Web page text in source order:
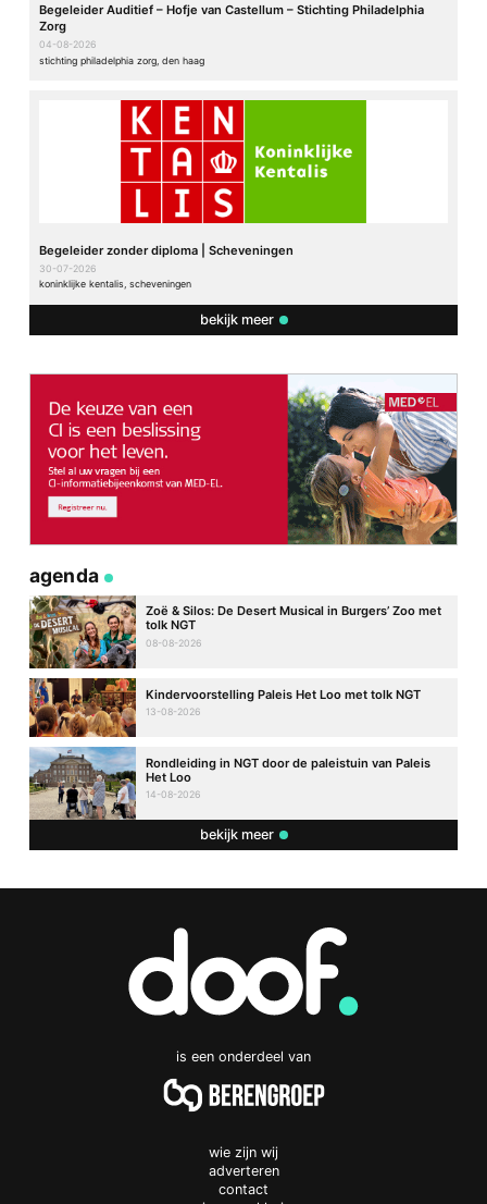
Begeleider Auditief – Hofje van Castellum – Stichting Philadelphia
Zorg
04-08-2026
stichting philadelphia zorg, den haag
Begeleider zonder diploma | Scheveningen
30-07-2026
koninklijke kentalis, scheveningen
bekijk meer
agenda
Zoë & Silos: De Desert Musical in Burgers’ Zoo met
tolk NGT
08-08-2026
Kindervoorstelling Paleis Het Loo met tolk NGT
13-08-2026
Rondleiding in NGT door de paleistuin van Paleis
Het Loo
14-08-2026
bekijk meer
is een onderdeel van
wie zijn wij
adverteren
contact